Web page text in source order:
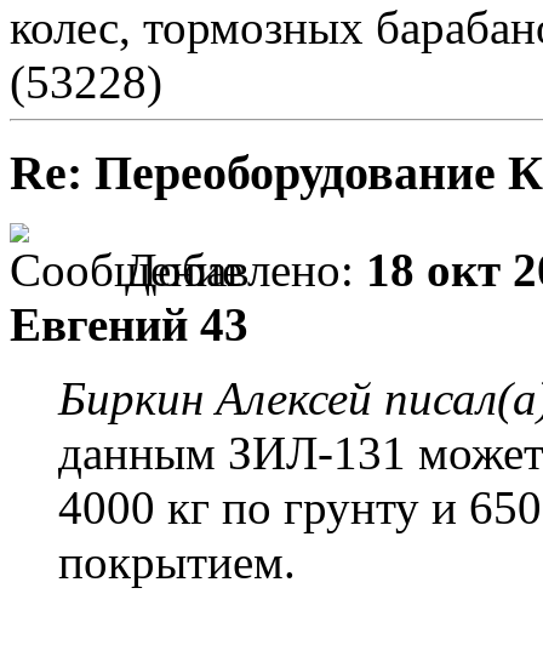
колес, тормозных
(53228)
Re: Переоборудование
Добавлено: 18 окт
Евгений 43
Биркин Алексей
данным ЗИЛ-131 может
4000 кг по грунту и
покрытием.